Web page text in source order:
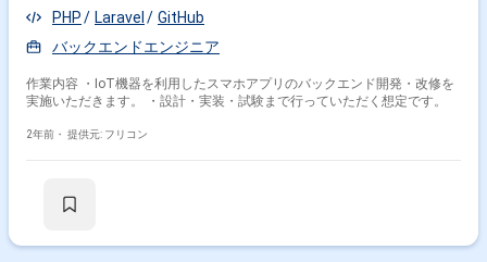
PHP
Laravel
GitHub
バックエンドエンジニア
作業内容 ・IoT機器を利用したスマホアプリのバックエンド開発・改修を
実施いただきます。 ・設計・実装・試験まで行っていただく想定です。
2年前・ 提供元: フリコン